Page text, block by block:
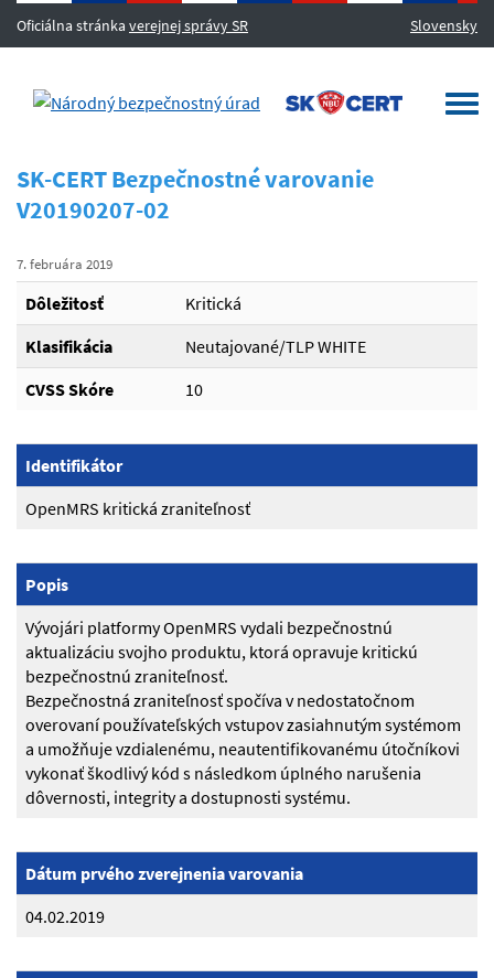
Oficiálna stránka verejnej správy SR Slovensky
MENU
SK-CERT Bezpečnostné varovanie
V20190207-02
7. februára 2019
Dôležitosť
Kritická
Klasifikácia
Neutajované/TLP WHITE
CVSS Skóre
10
Identifikátor
OpenMRS kritická zraniteľnosť
Popis
Vývojári platformy OpenMRS vydali bezpečnostnú
aktualizáciu svojho produktu, ktorá opravuje kritickú
bezpečnostnú zraniteľnosť.
Bezpečnostná zraniteľnosť spočíva v nedostatočnom
overovaní používateľských vstupov zasiahnutým systémom
a umožňuje vzdialenému, neautentifikovanému útočníkovi
vykonať škodlivý kód s následkom úplného narušenia
dôvernosti, integrity a dostupnosti systému.
Dátum prvého zverejnenia varovania
04.02.2019